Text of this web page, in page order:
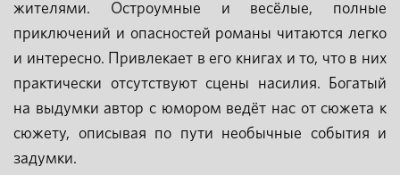
жителями. Остроумные и весёлые, полные
приключений и опасностей романы читаются легко
и интересно. Привлекает в его книгах и то, что в них
практически отсутствуют сцены насилия. Богатый
на выдумки автор с юмором ведёт нас от сюжета к
сюжету, описывая по пути необычные события и
задумки.